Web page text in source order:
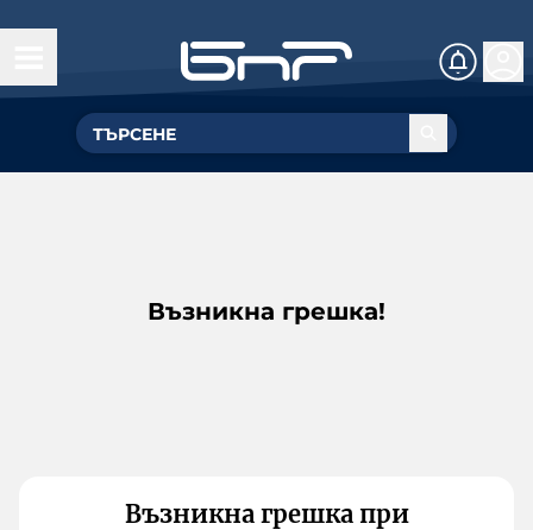
Възникна грешка!
Възникна грешка при